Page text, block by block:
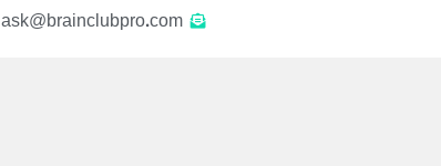
ask@brainclubpro.com